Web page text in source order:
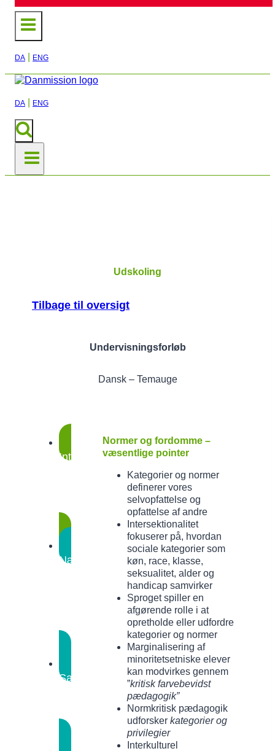
DA ENG
DA ENG
Udskoling
Tilbage til oversigt
Undervisningsforløb
Dansk – Temauge
Intro
Væsentlige
forløbet
Nærvær
opmærksomhedKom
gang
Samtaleøer
Kom
gang
Normer og fordomme –
væsentlige pointer
Kategorier og normer
definerer vores
selvopfattelse og
opfattelse af andre
Intersektionalitet
fokuserer på, hvordan
sociale kategorier som
køn, race, klasse,
seksualitet, alder og
handicap samvirker
Sproget spiller en
afgørende rolle i at
opretholde eller udfordre
kategorier og normer
Marginalisering af
minoritetsetniske elever
kan modvirkes gennem
”kritisk farvebevidst
pædagogik”
Normkritisk pædagogik
udforskerkategorier og
privilegier
Interkulturel